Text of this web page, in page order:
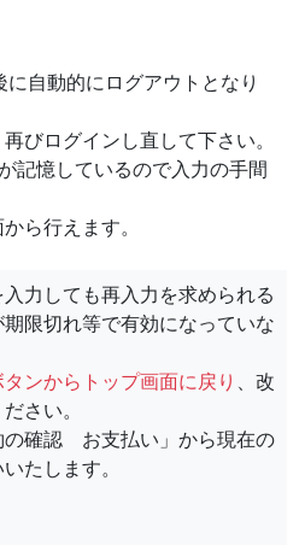
自動的にログアウトとなり
びログインし直して下さい。
記憶しているので入力の手間
ら行えます。
力しても再入力を求められる
限切れ等で有効になっていな
ンからトップ画面に戻り 、改
さい。
の確認 お支払い」から現在の
たします。